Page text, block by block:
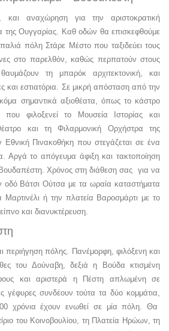
και αναχώρηση για την αριστοκρατική
της Ουγγαρίας. Καθ οδών θα επισκεφθούμε
πόλη Στάρε Μέστο που ταξιδεύει τους
στο παρελθόν, καθώς περπατούν στους
τη μπαρόκ αρχιτεκτονική, και
και εστιατόρια. Σε μικρή απόσταση από την
σημαντικά αξιοθέατα, όπως το κάστρο
φιλοξενεί το Μουσεία Ιστορίας και
και τη Φιλαρμονική Ορχήστρα της
Πινακοθήκη που στεγάζεται σε ένα
Αργά το απόγευμα άφιξη και τακτοποίηση
Χρόνος στη διάθεση σας για να
οδό Βάτσι Ούτσα με τα ωραία καταστήματα
Μαρτινέλι ή την πλατεία Βαροσμάρτι με το
και διανυκτέρευση.
περιήγηση πόλης. Πανέμορφη, φιλόξενη και
του Δούναβη, δεξιά η Βούδα κτισμένη
και αριστερά η Πέστη απλωμένη σε
γέφυρες συνδέουν τούτα τα δύο κομμάτια,
χρόνια έχουν ενωθεί σε μία πόλη. Θα
του Κοινοβουλίου, τη Πλατεία Ηρώων, τη